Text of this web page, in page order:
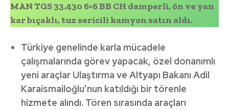
MAN TGS 33.430 6×6 BB CH damperli, ön ve yan
kar bıçaklı, tuz sericili kamyon satın aldı.
Türkiye genelinde karla mücadele
çalışmalarında görev yapacak, özel donanımlı
yeni araçlar Ulaştırma ve Altyapı Bakanı Adil
Karaismailoğlu’nun katıldığı bir törenle
hizmete alındı. Tören sırasında araçları